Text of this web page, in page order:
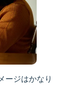
ージはかなり